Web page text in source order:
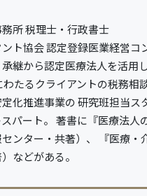
所 税理士・行政書士
ト協会 認定登録医業経営コ
継から認定医療法人を活用
たるクライアントの税務相
化推進事業の 研究班担当ス
パート。 著書に『医療法人
ンター・共著）、 『医療・
などがある。